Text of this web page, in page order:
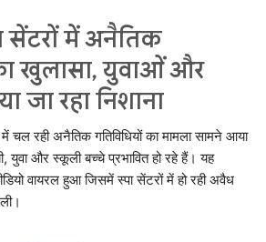
सेंटरों में अनैतिक
खुलासा, युवाओं और
जा रहा निशाना
रही अनैतिक गतिविधियों का मामला सामने आया
युवा और स्कूली बच्चे प्रभावित हो रहे हैं। यह
वायरल हुआ जिसमें स्पा सेंटरों में हो रही अवैध